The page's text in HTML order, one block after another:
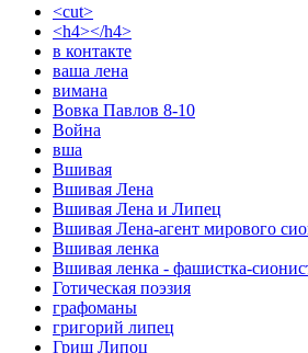
<cut>
<h4></h4>
в контакте
ваша лена
вимана
Вовка Павлов 8-10
Война
вша
Вшивая
Вшивая Лена
Вшивая Лена и Липец
Вшивая Лена-агент мирового
Вшивая ленка
Вшивая ленка - фашистка-
Готическая поэзия
графоманы
григорий липец
Гриш Липоц